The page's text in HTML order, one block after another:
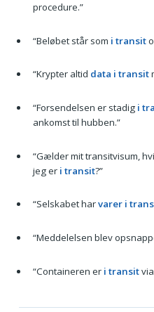
procedure.”
“Beløbet står som i transit
“Krypter altid data i transit
“Forsendelsen er stadig i
ankomst til hubben.”
“Gælder mit transitvisum,
jeg er i transit?”
“Selskabet harvarer i
“Meddelelsen blev
“Containeren er i transitvia